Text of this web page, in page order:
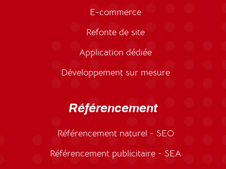
E-commerce
Refonte de site
Application dédiée
Développement sur mesure
Référencement
Référencement naturel - SEO
Référencement publicitaire - SEA